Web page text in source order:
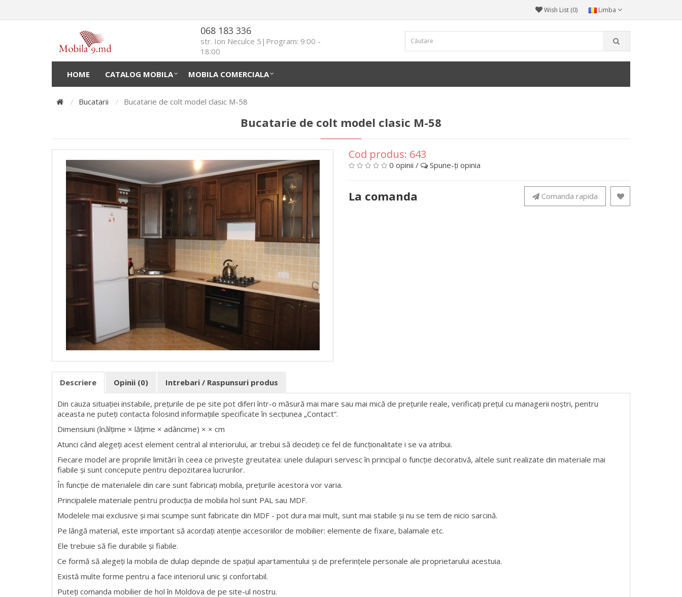
Limba
Wish List (0)
068 183 336
str. Ion Neculce 5|Program: 9:00 -
18:00
HOME CATALOG MOBILA MOBILA COMERCIALA
Bucatarii Bucatarie de colt model clasic M-58
Bucatarie de colt model clasic M-58
Cod produs: 643
0 opinii / Spune-ţi opinia
La comanda Comanda rapida
Descriere Opinii (0) Intrebari / Raspunsuri produs
Din cauza situației instabile, prețurile de pe site pot diferi într-o măsură mai mare sau mai mică de prețurile reale, verificați prețul cu managerii noștri, pentru
aceasta ne puteți contacta folosind informațiile specificate în secțiunea „Contact”.
Dimensiuni (înălțime × lățime × adâncime) × × cm
Atunci când alegeți acest element central al interiorului, ar trebui să decideți ce fel de funcționalitate i se va atribui.
Fiecare model are propriile limitări în ceea ce privește greutatea: unele dulapuri servesc în principal o funcție decorativă, altele sunt realizate din materiale mai
fiabile și sunt concepute pentru depozitarea lucrurilor.
În funcție de materialele din care sunt fabricați mobila, prețurile acestora vor varia.
Principalele materiale pentru producția de mobila hol sunt PAL sau MDF.
Modelele mai exclusive și mai scumpe sunt fabricate din MDF - pot dura mai mult, sunt mai stabile și nu se tem de nicio sarcină.
Pe lângă material, este important să acordați atenție accesoriilor de mobilier: elemente de fixare, balamale etc.
Ele trebuie să fie durabile și fiabile.
Ce formă să alegeți la mobila de dulap depinde de spațiul apartamentului și de preferințele personale ale proprietarului acestuia.
Există multe forme pentru a face interiorul unic și confortabil.
Puteți comanda mobilier de hol în Moldova de pe site-ul nostru.